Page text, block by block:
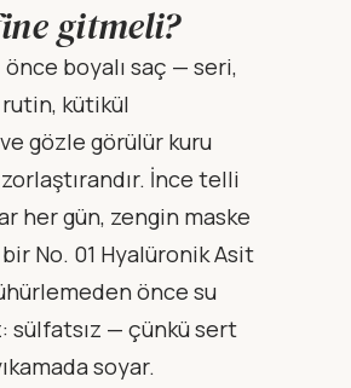
gitmeli?
boyalı saç — seri,
kütikül
gözle görülür kuru
İnce telli
her gün, zengin maske
No. 01 Hyalüronik Asit
önce su
sülfatsız — çünkü sert
soyar.